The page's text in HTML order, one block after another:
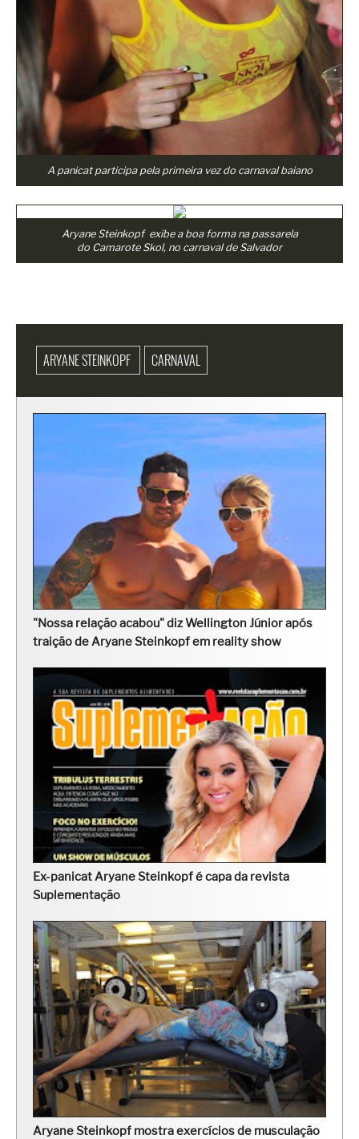
A panicat participa pela primeira vez do carnaval baiano
Aryane Steinkopf exibe a boa forma na passarela
do Camarote Skol, no carnaval de Salvador
ARYANE STEINKOPF CARNAVAL
"Nossa relação acabou" diz Wellington Júnior após
traição de Aryane Steinkopf em reality show
Ex-panicat Aryane Steinkopf é capa da revista
Suplementação
Aryane Steinkopf mostra exercícios de musculação